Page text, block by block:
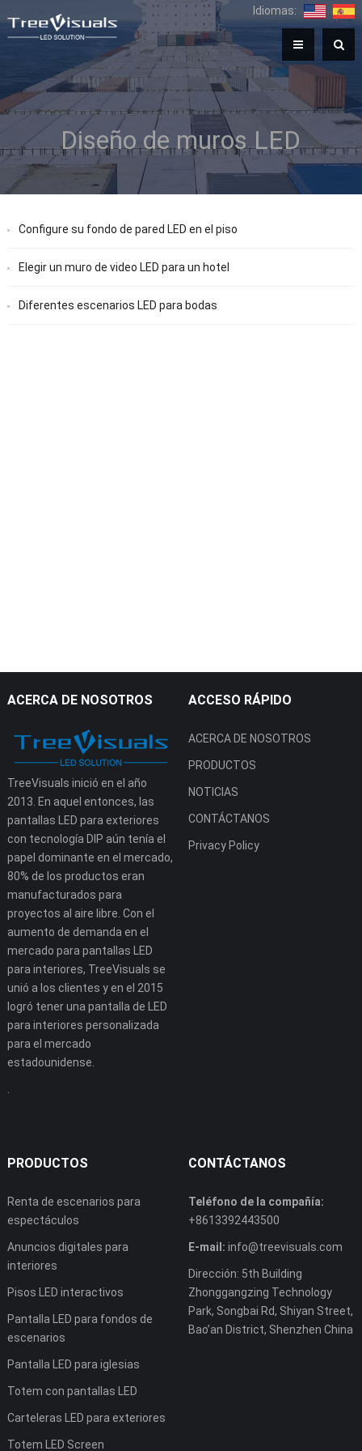
Idiomas:
Diseño de muros LED
Configure su fondo de pared LED en el piso
Elegir un muro de video LED para un hotel
Diferentes escenarios LED para bodas
ACERCA DE NOSOTROS
TreeVisuals inició en el año
2013. En aquel entonces, las
pantallas LED para exteriores
con tecnología DIP aún tenía el
papel dominante en el mercado,
80% de los productos eran
manufacturados para
proyectos al aire libre. Con el
aumento de demanda en el
mercado para pantallas LED
para interiores, TreeVisuals se
unió a los clientes y en el 2015
logró tener una pantalla de LED
para interiores personalizada
para el mercado
estadounidense.
ACCESO RÁPIDO
ACERCA DE NOSOTROS
PRODUCTOS
NOTICIAS
CONTÁCTANOS
Privacy Policy
PRODUCTOS
Renta de escenarios para
espectáculos
Anuncios digitales para
interiores
Pisos LED interactivos
Pantalla LED para fondos de
escenarios
Pantalla LED para iglesias
Totem con pantallas LED
Carteleras LED para exteriores
Totem LED Screen
CONTÁCTANOS
Teléfono de la compañía:
+8613392443500
E-mail: info@treevisuals.com
Dirección: 5th Building
Zhonggangzing Technology
Park, Songbai Rd, Shiyan Street,
Bao’an District, Shenzhen China